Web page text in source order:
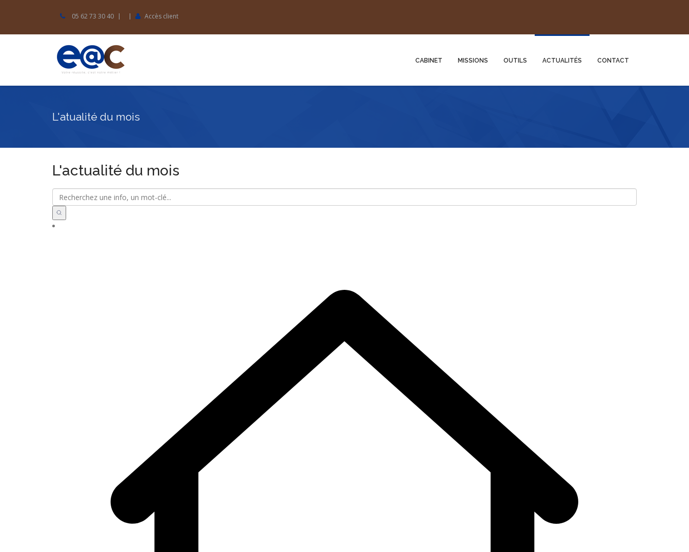
05 62 73 30 40 Accès client
CABINET MISSIONS OUTILS ACTUALITÉS CONTACT
L'atualité du mois
L'actualité du mois